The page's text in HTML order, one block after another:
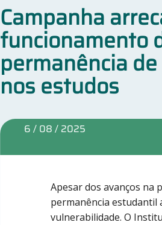
Campanha
funcionamento
permanência
nos estudos
6 / 08 / 2025
Apesar dos avanços na
permanência estudantil
vulnerabilidade. O